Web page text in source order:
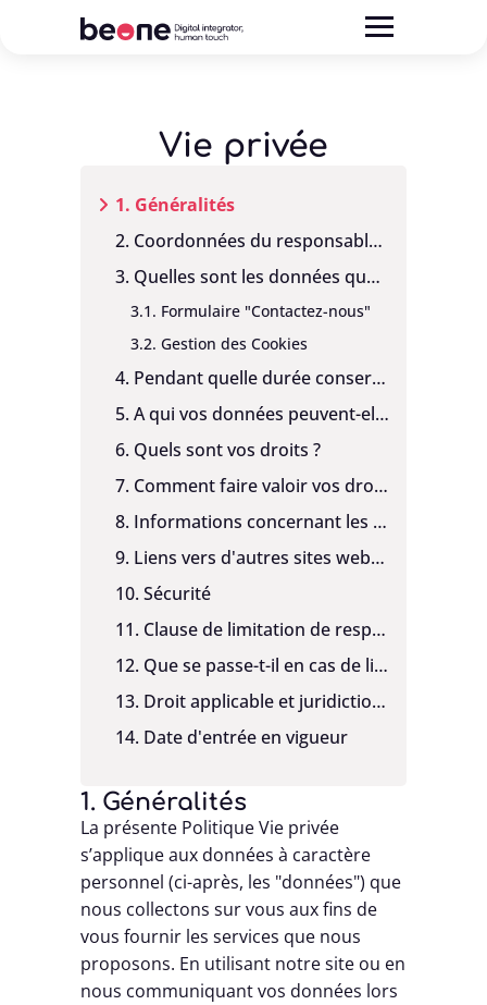
Vie privée
1. Généralités
2. Coordonnées du responsable de traitement
3. Quelles sont les données que nous collectons, pour quelle finalité et sur quelle base légale ?
3.1. Formulaire "Contactez-nous"
3.2. Gestion des Cookies
4. Pendant quelle durée conservons-nous vos données ?
5. A qui vos données peuvent-elles être transmises ?
6. Quels sont vos droits ?
7. Comment faire valoir vos droits ?
8. Informations concernant les enfants
9. Liens vers d'autres sites webs et services
10. Sécurité
11. Clause de limitation de responsabilité
12. Que se passe-t-il en cas de litige ?
13. Droit applicable et juridiction compétente
14. Date d'entrée en vigueur
1. Généralités
La présente Politique Vie privée
s’applique aux données à caractère
personnel (ci-après, les "données") que
nous collectons sur vous aux fins de
vous fournir les services que nous
proposons. En utilisant notre site ou en
nous communiquant vos données lors